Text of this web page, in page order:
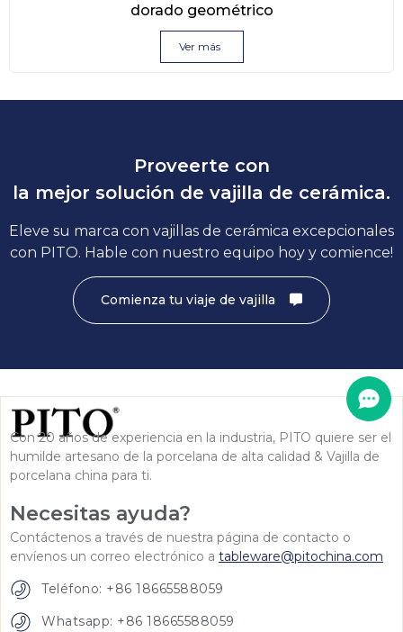
dorado geométrico
Ver más
Proveerte con
la mejor solución de vajilla de cerámica.
Eleve su marca con vajillas de cerámica excepcionales
con PITO. Hable con nuestro equipo hoy y comience!
Comienza tu viaje de vajilla
Con 20 años de experiencia en la industria, PITO quiere ser el
humilde artesano de la porcelana de alta calidad & Vajilla de
porcelana china para ti.
Necesitas ayuda?
Contáctenos a través de nuestra página de contacto o
envíenos un correo electrónico a tableware@pitochina.com
Teléfono: +86 18665588059
Whatsapp: +86 18665588059